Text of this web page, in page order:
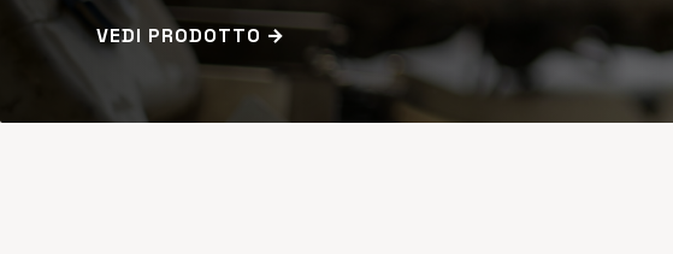
VEDI PRODOTTO →